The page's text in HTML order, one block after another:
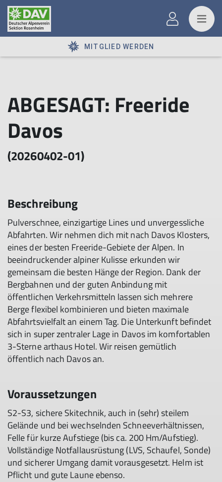
MITGLIED WERDEN
ABGESAGT: Freeride
Davos
(20260402-01)
Beschreibung
Pulverschnee, einzigartige Lines und unvergessliche
Abfahrten. Wir nehmen dich mit nach Davos Klosters,
eines der besten Freeride-Gebiete der Alpen. In
beeindruckender alpiner Kulisse erkunden wir
gemeinsam die besten Hänge der Region. Dank der
Bergbahnen und der guten Anbindung mit
öffentlichen Verkehrsmitteln lassen sich mehrere
Berge flexibel kombinieren und bieten maximale
Abfahrtsvielfalt an einem Tag. Die Unterkunft befindet
sich in super zentraler Lage in Davos im komfortablen
3-Sterne arthaus Hotel. Wir reisen gemütlich
öffentlich nach Davos an.
Voraussetzungen
S2-S3, sichere Skitechnik, auch in (sehr) steilem
Gelände und bei wechselnden Schneeverhältnissen,
Felle für kurze Aufstiege (bis ca. 200 Hm/Aufstieg).
Vollständige Notfallausrüstung (LVS, Schaufel, Sonde)
und sicherer Umgang damit vorausgesetzt. Helm ist
Pflicht und gute Laune ebenso.